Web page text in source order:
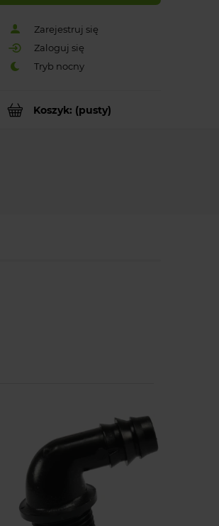
Zarejestruj się
Zaloguj się
Koszyk: (pusty)